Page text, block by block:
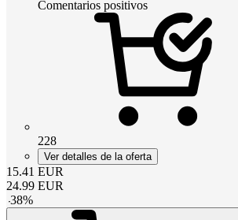
Comentarios positivos
228
Ver detalles de la oferta
15.41 EUR
24.99 EUR
-38%